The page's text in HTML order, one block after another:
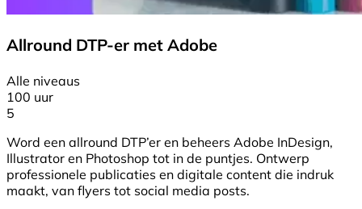
Allround DTP-er met Adobe
Alle niveaus
100 uur
5
Word een allround DTP’er en beheers Adobe InDesign,
Illustrator en Photoshop tot in de puntjes. Ontwerp
professionele publicaties en digitale content die indruk
maakt, van flyers tot social media posts.